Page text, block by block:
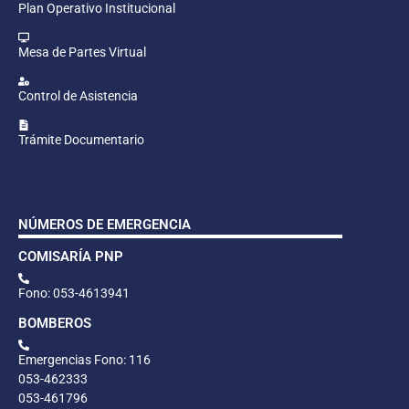
Plan Operativo Institucional
Mesa de Partes Virtual
Control de Asistencia
Trámite Documentario
NÚMEROS DE EMERGENCIA
COMISARÍA PNP
Fono: 053-4613941
BOMBEROS
Emergencias Fono: 116
053-462333
053-461796